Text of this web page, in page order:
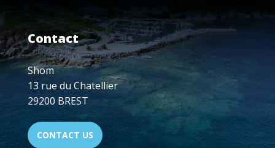
Contact
Shom
13 rue du Chatellier
29200 BREST
CONTACT US